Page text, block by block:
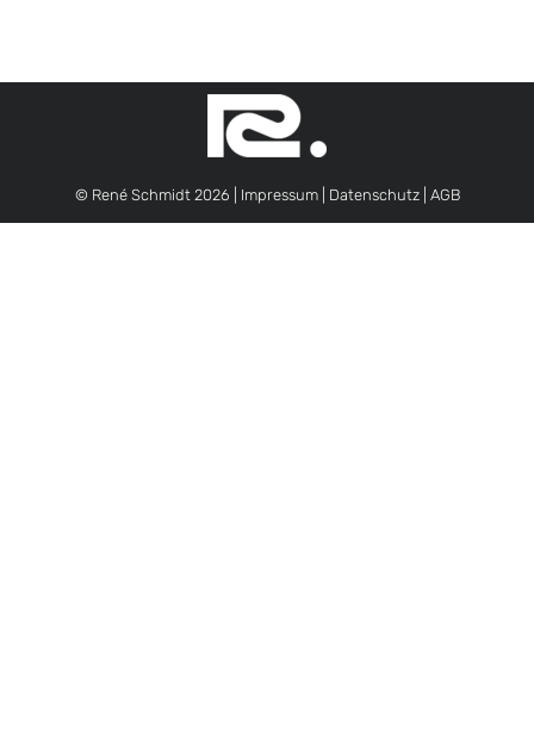
© René Schmidt 2026 | Impressum| Datenschutz| AGB